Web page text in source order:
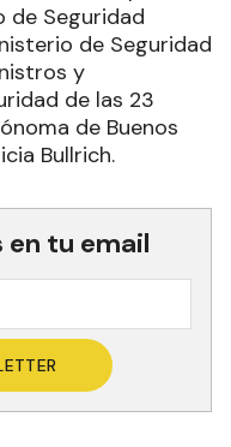
de Seguridad
de Seguridad
y
de las 23
de Buenos
Bullrich.
en tu email